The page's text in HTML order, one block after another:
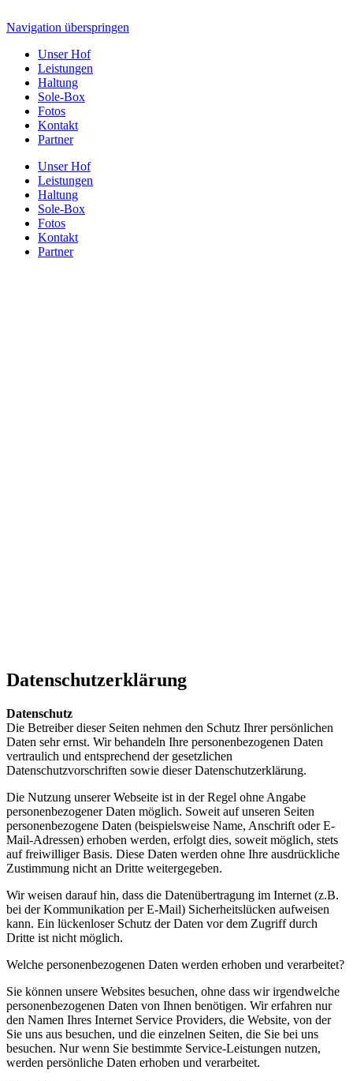
Navigation überspringen
Unser Hof
Leistungen
Haltung
Sole-Box
Fotos
Kontakt
Partner
Unser Hof
Leistungen
Haltung
Sole-Box
Fotos
Kontakt
Partner
Datenschutzerklärung
Datenschutz
Die Betreiber dieser Seiten nehmen den Schutz Ihrer persönlichen
Daten sehr ernst. Wir behandeln Ihre personenbezogenen Daten
vertraulich und entsprechend der gesetzlichen
Datenschutzvorschriften sowie dieser Datenschutzerklärung.
Die Nutzung unserer Webseite ist in der Regel ohne Angabe
personenbezogener Daten möglich. Soweit auf unseren Seiten
personenbezogene Daten (beispielsweise Name, Anschrift oder E-
Mail-Adressen) erhoben werden, erfolgt dies, soweit möglich, stets
auf freiwilliger Basis. Diese Daten werden ohne Ihre ausdrückliche
Zustimmung nicht an Dritte weitergegeben.
Wir weisen darauf hin, dass die Datenübertragung im Internet (z.B.
bei der Kommunikation per E-Mail) Sicherheitslücken aufweisen
kann. Ein lückenloser Schutz der Daten vor dem Zugriff durch
Dritte ist nicht möglich.
Welche personenbezogenen Daten werden erhoben und verarbeitet?
Sie können unsere Websites besuchen, ohne dass wir irgendwelche
personenbezogenen Daten von Ihnen benötigen. Wir erfahren nur
den Namen Ihres Internet Service Providers, die Website, von der
Sie uns aus besuchen, und die einzelnen Seiten, die Sie bei uns
besuchen. Nur wenn Sie bestimmte Service-Leistungen nutzen,
werden persönliche Daten erhoben und verarbeitet.